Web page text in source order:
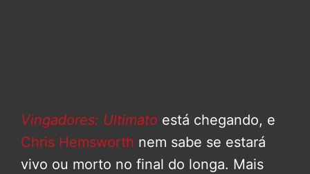
Vingadores: Ultimato está chegando, e
Chris Hemsworth nem sabe se estará
vivo ou morto no final do longa. Mais